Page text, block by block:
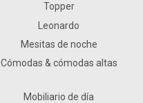
Topper
Leonardo
Mesitas de noche
Cómodas & cómodas altas
Mobiliario de día